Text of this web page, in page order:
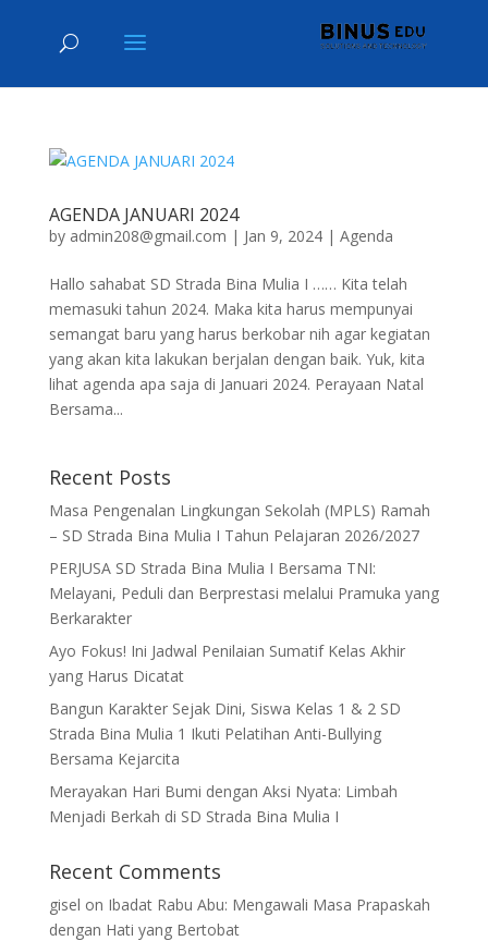
AGENDA JANUARI 2024
by admin208@gmail.com | Jan 9, 2024| Agenda
Hallo sahabat SD Strada Bina Mulia I …… Kita telah
memasuki tahun 2024. Maka kita harus mempunyai
semangat baru yang harus berkobar nih agar kegiatan
yang akan kita lakukan berjalan dengan baik. Yuk, kita
lihat agenda apa saja di Januari 2024. Perayaan Natal
Bersama...
Recent Posts
Masa Pengenalan Lingkungan Sekolah (MPLS) Ramah
– SD Strada Bina Mulia I Tahun Pelajaran 2026/2027
PERJUSA SD Strada Bina Mulia I Bersama TNI:
Melayani, Peduli dan Berprestasi melalui Pramuka yang
Berkarakter
Ayo Fokus! Ini Jadwal Penilaian Sumatif Kelas Akhir
yang Harus Dicatat
Bangun Karakter Sejak Dini, Siswa Kelas 1 & 2 SD
Strada Bina Mulia 1 Ikuti Pelatihan Anti-Bullying
Bersama Kejarcita
Merayakan Hari Bumi dengan Aksi Nyata: Limbah
Menjadi Berkah di SD Strada Bina Mulia I
Recent Comments
gisel on Ibadat Rabu Abu: Mengawali Masa Prapaskah
dengan Hati yang Bertobat